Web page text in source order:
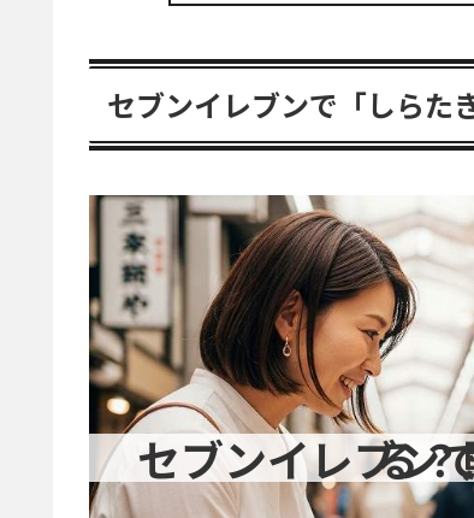
セブンイレブンで「しらた
セブンイレブ